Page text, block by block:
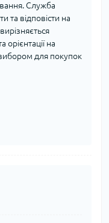
Служба
та відповісти на
на
для покупок